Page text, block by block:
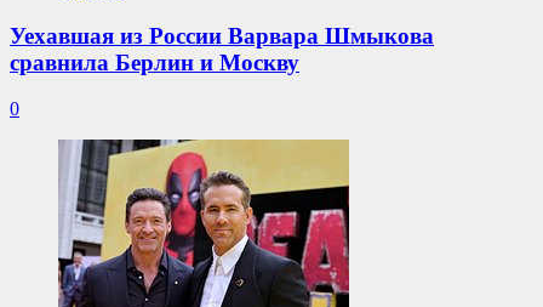
Уехавшая из России Варвара Шмыкова
сравнила Берлин и Москву
0